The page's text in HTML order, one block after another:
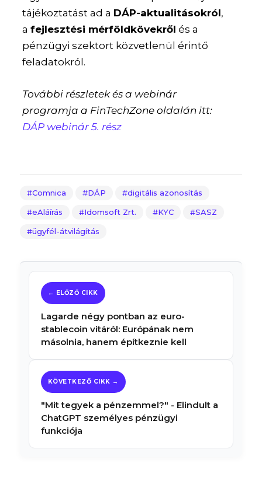
tájékoztatást ad a DÁP-aktualitásokról,
afejlesztési mérföldkövekről és a
pénzügyi szektort közvetlenül érintő
feladatokról.
További részletek és a webinár
programja a FinTechZone oldalán itt:
DÁP webinár 5. rész
Comnica DÁP digitális azonosítás
eAláírás Idomsoft Zrt. KYC SASZ
ügyfél-átvilágítás
Lagarde négy pontban az euro-
stablecoin vitáról: Európának nem
másolnia, hanem építkeznie kell
"Mit tegyek a pénzemmel?" - Elindult a
ChatGPT személyes pénzügyi
funkciója